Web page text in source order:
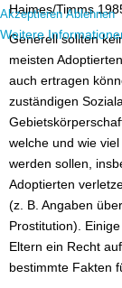
Haimes/Timms
Generell sollten
meisten
auch ertragen
zuständigen
welche und wie
werden sollen,
Adoptierten
(z. B. Angaben
Prostitution).
Eltern ein Recht
bestimmte Fakten
Akzeptieren Ablehnen
Weitere